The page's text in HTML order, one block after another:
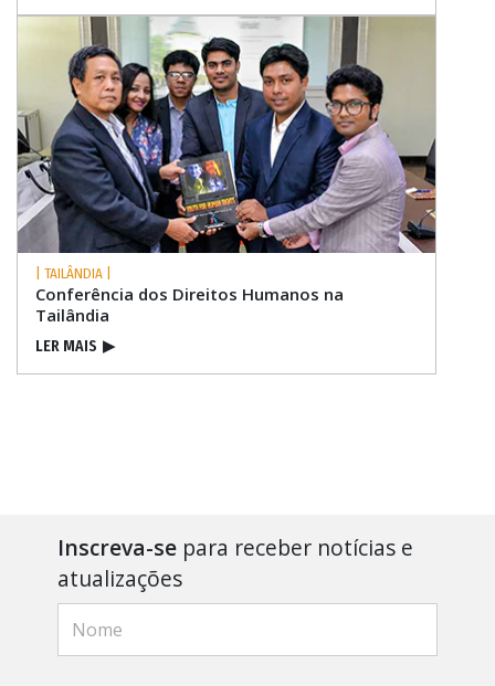
| TAILÂNDIA |
Conferência dos Direitos Humanos na
Tailândia
LER MAIS ▶
Inscreva-se para receber notícias e
atualizações